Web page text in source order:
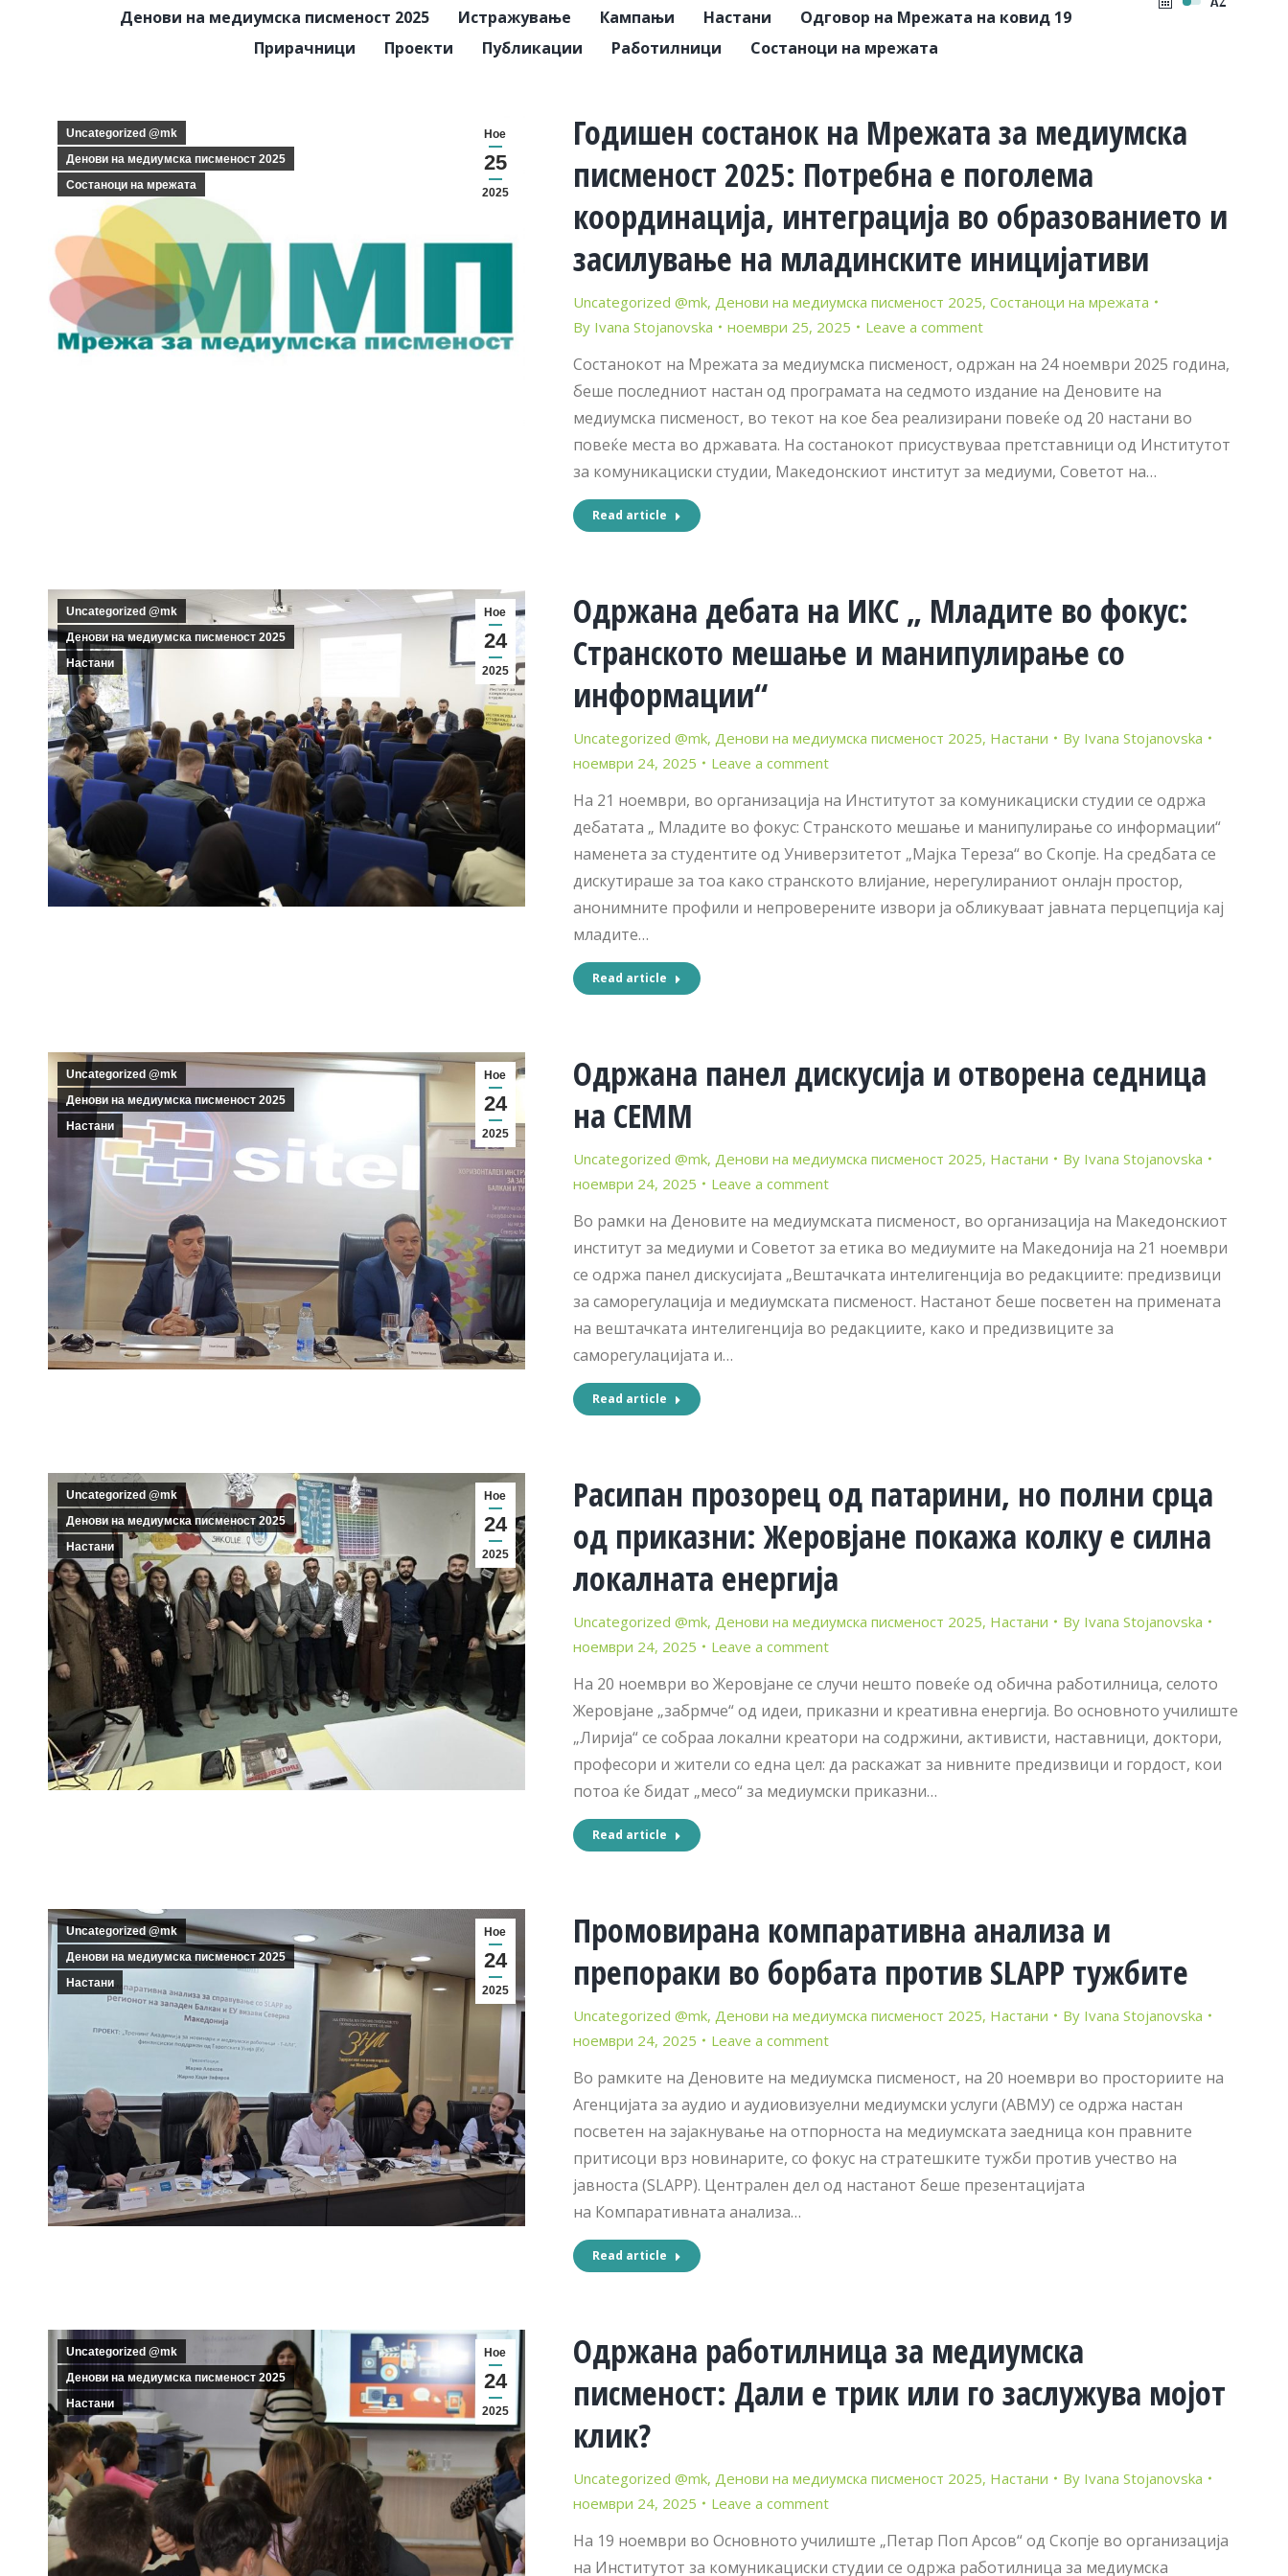
Денови на медиумска писменост 2025
Истражување Кампањи Настани
Одговор на Мрежата на ковид 19
Прирачници
Проекти Публикации Работилници Состаноци на мрежата
Ное
25
2025
Uncategorized @mk
Денови на медиумска писменост 2025
Состаноци на мрежата
Годишен состанок на Мрежата за медиумска
писменост 2025: Потребна е поголема
координација, интеграција во образованието и
засилување на младинските иницијативи
Uncategorized @mk, Денови на медиумска писменост 2025, Состаноци на мрежата
By Ivana Stojanovska ноември 25, 2025 Leave a comment
Состанокот на Мрежата за медиумска писменост, одржан на 24 ноември 2025 година,
беше последниот настан од програмата на седмото издание на Деновите на
медиумска писменост, во текот на кое беа реализирани повеќе од 20 настани во
повеќе места во државата. На состанокот присуствуваа претставници од Институтот
за комуникациски студии, Македонскиот институт за медиуми, Советот на…
Read article
Ное
24
2025
Uncategorized @mk
Денови на медиумска писменост 2025
Настани
Одржана дебата на ИКС „ Младите во фокус:
Странското мешање и манипулирање со
информации“
Uncategorized @mk, Денови на медиумска писменост 2025, Настани By Ivana Stojanovska
ноември 24, 2025
Leave a comment
На 21 ноември, во организација на Институтот за комуникациски студии се одржа
дебатата „ Младите во фокус: Странското мешање и манипулирање со информации“
наменета за студентите од Универзитетот „Мајка Тереза“ во Скопје. На средбата се
дискутираше за тоа како странското влијание, нерегулираниот онлајн простор,
анонимните профили и непроверените извори ја обликуваат јавната перцепција кај
младите…
Read article
Ное
24
2025
Uncategorized @mk
Денови на медиумска писменост 2025
Настани
Одржана панел дискусија и отворена седница
на СЕММ
Uncategorized @mk, Денови на медиумска писменост 2025, Настани By Ivana Stojanovska
ноември 24, 2025
Leave a comment
Во рамки на Деновите на медиумската писменост, во организација на Македонскиот
институт за медиуми и Советот за етика во медиумите на Македонија на 21 ноември
се одржа панел дискусијата „Вештачката интелигенција во редакциите: предизвици
за саморегулација и медиумската писменост. Настанот беше посветен на примената
на вештачката интелигенција во редакциите, како и предизвиците за
саморегулацијата и…
Read article
Ное
24
2025
Uncategorized @mk
Денови на медиумска писменост 2025
Настани
Расипан прозорец од патарини, но полни срца
од приказни: Жеровјане покажа колку е силна
локалната енергија
Uncategorized @mk, Денови на медиумска писменост 2025, Настани By Ivana Stojanovska
ноември 24, 2025
Leave a comment
На 20 ноември во Жеровјане се случи нешто повеќе од обична работилница, селото
Жеровјане „забрмче“ од идеи, приказни и креативна енергија. Во основното училиште
„Лирија“ се собраа локални креатори на содржини, активисти, наставници, доктори,
професори и жители со една цел: да раскажат за нивните предизвици и гордост, кои
потоа ќе бидат „месо“ за медиумски приказни…
Read article
Ное
24
2025
Uncategorized @mk
Денови на медиумска писменост 2025
Настани
Промовирана компаративна анализа и
препораки во борбата против SLAPP тужбите
Uncategorized @mk, Денови на медиумска писменост 2025, Настани By Ivana Stojanovska
ноември 24, 2025
Leave a comment
Во рамките на Деновите на медиумска писменост, на 20 ноември во просториите на
Агенцијата за аудио и аудиовизуелни медиумски услуги (АВМУ) се одржа настан
посветен на зајакнување на отпорноста на медиумската заедница кон правните
притисоци врз новинарите, со фокус на стратешките тужби против учество на
јавноста (SLAPP). Централен дел од настанот беше презентацијата
на Компаративната анализа…
Read article
Ное
24
2025
Uncategorized @mk
Денови на медиумска писменост 2025
Настани
Одржана работилница за медиумска
писменост: Дали е трик или го заслужува мојот
клик?
Uncategorized @mk, Денови на медиумска писменост 2025, Настани By Ivana Stojanovska
ноември 24, 2025
Leave a comment
На 19 ноември во Основното училиште „Петар Поп Арсов“ од Скопје во организација
на Институтот за комуникациски студии се одржа работилница за медиумска